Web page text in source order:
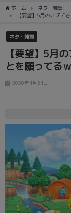
ホーム
ネタ・雑談
【要望】5月のアプデ
ネタ・雑談
【要望】5月
とを願ってる
2020年4月24日